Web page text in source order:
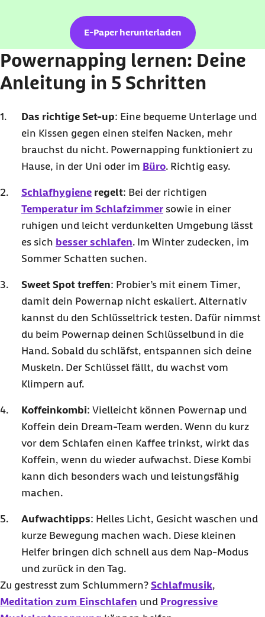
E-Paper herunterladen
Powernapping lernen: Deine
Anleitung in 5 Schritten
Das richtige Set-up: Eine bequeme Unterlage und
ein Kissen gegen einen steifen Nacken, mehr
brauchst du nicht. Powernapping funktioniert zu
Hause, in der Uni oder im Büro. Richtig easy.
Schlafhygiene regelt: Bei der richtigen
Temperatur im Schlafzimmer sowie in einer
ruhigen und leicht verdunkelten Umgebung lässt
es sich besser schlafen. Im Winter zudecken, im
Sommer Schatten suchen.
Sweet Spot treffen: Probier’s mit einem Timer,
damit dein Powernap nicht eskaliert. Alternativ
kannst du den Schlüsseltrick testen. Dafür nimmst
du beim Powernap deinen Schlüsselbund in die
Hand. Sobald du schläfst, entspannen sich deine
Muskeln. Der Schlüssel fällt, du wachst vom
Klimpern auf.
Koffeinkombi: Vielleicht können Powernap und
Koffein dein Dream-Team werden. Wenn du kurz
vor dem Schlafen einen Kaffee trinkst, wirkt das
Koffein, wenn du wieder aufwachst. Diese Kombi
kann dich besonders wach und leistungsfähig
machen.
Aufwachtipps: Helles Licht, Gesicht waschen und
kurze Bewegung machen wach. Diese kleinen
Helfer bringen dich schnell aus dem Nap-Modus
und zurück in den Tag.
Zu gestresst zum Schlummern? Schlafmusik,
Meditation zum Einschlafen und Progressive